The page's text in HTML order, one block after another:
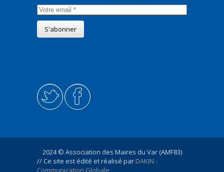
2024 © Association des Maires du Var (AMF83)
// Ce site est édité et réalisé par DAKIN -